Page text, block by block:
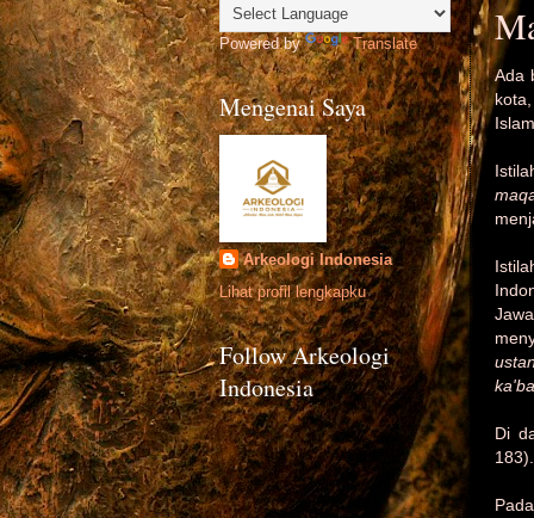
Ada
Di
Powered by Translate
Mengenai Saya
Arkeologi Indonesia
Lihat profil lengkapku
Follow Arkeologi
Indonesia